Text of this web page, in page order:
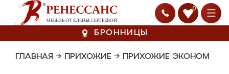
0
БРОННИЦЫ
ГЛАВНАЯ → ПРИХОЖИЕ → ПРИХОЖИЕ ЭКОНОМ